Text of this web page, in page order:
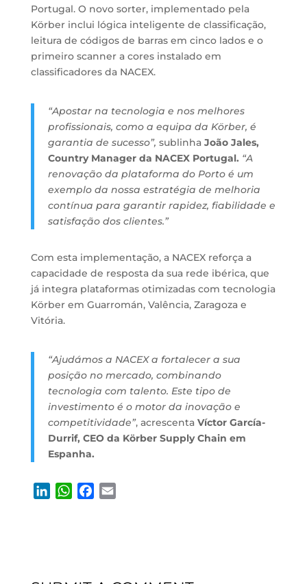
Portugal. O novo sorter, implementado pela
Körber inclui lógica inteligente de classificação,
leitura de códigos de barras em cinco lados e o
primeiro scanner a cores instalado em
classificadores da NACEX.
“Apostar na tecnologia e nos melhores
profissionais, como a equipa da Körber, é
garantia de sucesso”, sublinha João Jales,
Country Manager da NACEX Portugal. “A
renovação da plataforma do Porto é um
exemplo da nossa estratégia de melhoria
contínua para garantir rapidez, fiabilidade e
satisfação dos clientes.”
Com esta implementação, a NACEX reforça a
capacidade de resposta da sua rede ibérica, que
já integra plataformas otimizadas com tecnologia
Körber em Guarromán, Valência, Zaragoza e
Vitória.
“Ajudámos a NACEX a fortalecer a sua
posição no mercado, combinando
tecnologia com talento. Este tipo de
investimento é o motor da inovação e
competitividade”, acrescenta Víctor García-
Durrif, CEO da Körber Supply Chain em
Espanha.
W